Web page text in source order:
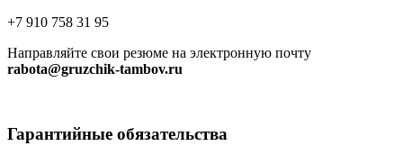
+7 910 758 31 95
Направляйте свои резюме на электронную почту
rabota@gruzchik-tambov.ru
Гарантийные обязательства